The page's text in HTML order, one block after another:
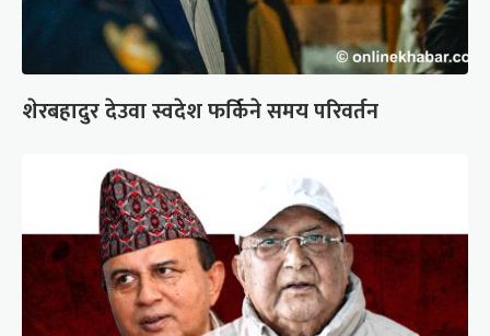
शेरबहादुर देउवा स्वदेश फर्किने समय परिवर्तन